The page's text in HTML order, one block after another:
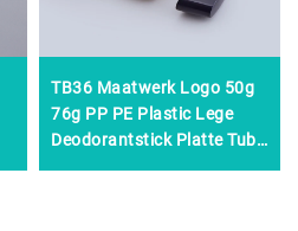
TB36 Maatwerk Logo 50g
76g PP PE Plastic Lege
Deodorantstick Platte Tube